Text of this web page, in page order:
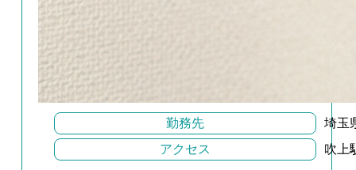
勤務先
埼玉
アクセス
吹上